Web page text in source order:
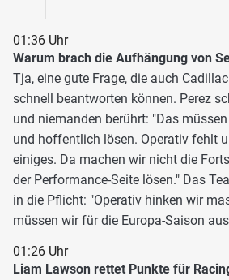
01:36 Uhr
Warum brach die Aufhängung von
Tja, eine gute Frage, die auch
schnell beantworten können. Perez
und niemanden berührt: "Das
und hoffentlich lösen. Operativ fehlt
einiges. Da machen wir nicht die
der Performance-Seite lösen." Das
in die Pflicht: "Operativ hinken wir
müssen wir für die Europa-Saison
01:26 Uhr
Liam Lawson rettet Punkte für